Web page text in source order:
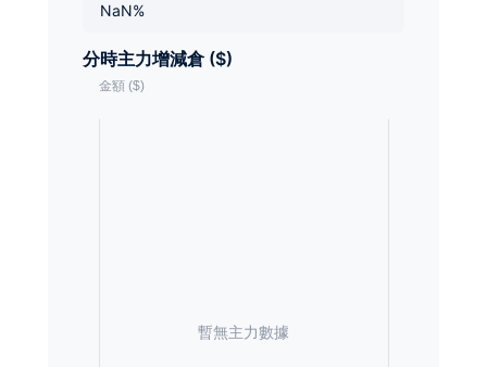
NaN%
分時主力增減倉 ($)
暫無主力數據